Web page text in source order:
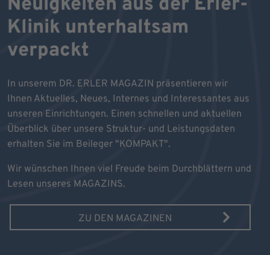
Klinik unterhaltsam
verpackt
In unserem DR. ERLER MAGAZIN präsentieren wir
Ihnen Aktuelles, Neues, Internes und Interessantes aus
unseren Einrichtungen. Einen schnellen und aktuellen
Überblick über unsere Struktur- und Leistungsdaten
erhalten Sie im Beileger "KOMPAKT".
Wir wünschen Ihnen viel Freude beim Durchblättern und
Lesen unseres MAGAZINS.
ZU DEN MAGAZINEN